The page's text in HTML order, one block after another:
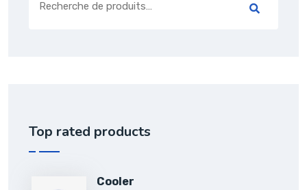
Top rated products
Cooler